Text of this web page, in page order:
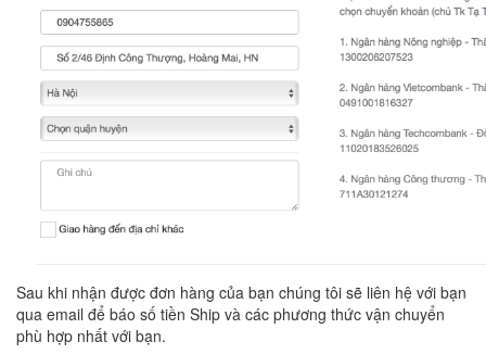
Sau khi nhận được đơn hàng của bạn chúng tôi sẽ liên hệ với bạn
qua email để báo số tiền Ship và các phương thức vận chuyển
phù hợp nhất với bạn.